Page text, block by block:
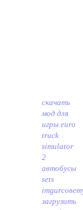
скачать
мод для
игры euro
truck
simulator
2
автобусы
sets
imgur
загрузить